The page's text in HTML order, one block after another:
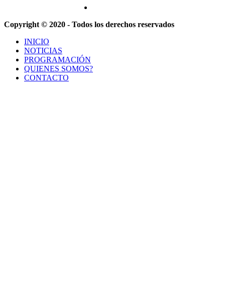
Copyright © 2020 - Todos los derechos reservados
INICIO
NOTICIAS
PROGRAMACIÓN
QUIENES SOMOS?
CONTACTO